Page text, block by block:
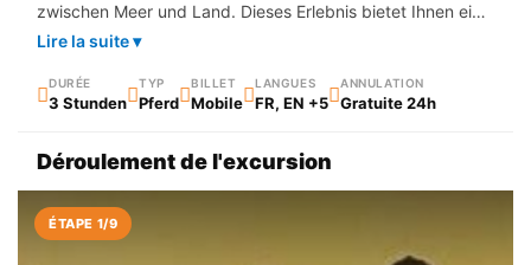
zwischen Meer und Land. Dieses Erlebnis bietet Ihnen eine
vollständige Eintauchen in die Natur, ideal für Abenteuer-
zugängliche Strecke mit außergewöhnlichen Panoramen.
Lire la suite ▾
DURÉE
3 Stunden
TYP
Pferd
BILLET
Mobile
LANGUES
FR, EN +5
ANNULATION
Gratuite 24h
Déroulement de l'excursion
ÉTAPE 1/9